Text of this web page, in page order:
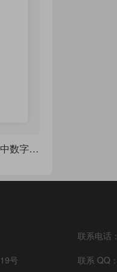
LaTeX 单独改变公式中数字的字体
号
联系电话：
联系 QQ：